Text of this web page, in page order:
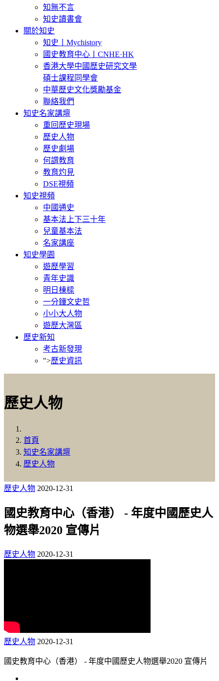
知無不言
知史讀書會
關於知史
知史丨Mychistory
國史教育中心丨CNHE·HK
香港大學中國歷史研究文學
碩士課程同學會
中華歷史文化獎勵基金
聯絡我們
知史名家講壇
重回歷史現場
歷史人物
歷史劇場
何謂教育
教育灼見
DSE視頻
知史視頻
中國通史
基本法上下三十年
兒童基本法
名家講座
知史學園
遊歷學習
青年史識
明日棟樑
一分鐘文史哲
小小大人物
遊歷大灣區
歷史新知
考古新發現
">歷史資訊
歷史人物
首頁
知史名家講壇
歷史人物
歷史人物 2020-12-31
國史教育中心（香港） - 年度中國歷史人
物選舉2020 宣傳片
歷史人物 2020-12-31
歷史人物 2020-12-31
國史教育中心（香港） - 年度中國歷史人物選舉2020 宣傳片